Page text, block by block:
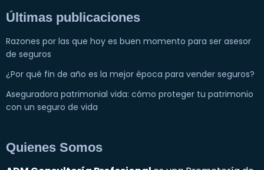
Últimas publicaciones
Razones por las que hoy es buen momento para ser asesor
de seguros
¿Por qué fin de año es la mejor época para vender seguros?
Aseguradora patrimonial vida: cómo proteger tu patrimonio
con un seguro de vida
Quienes Somos